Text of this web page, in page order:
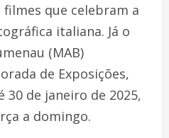
que celebram a
italiana. Já o
(MAB)
de Exposições,
de janeiro de 2025,
a domingo.